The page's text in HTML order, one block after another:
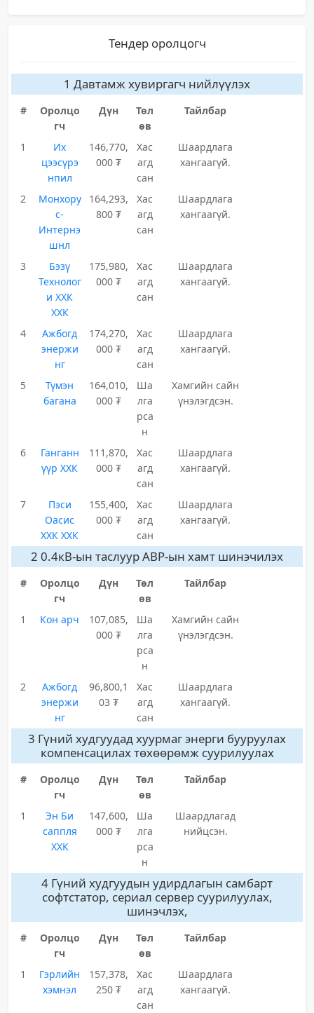
Тендер оролцогч
1 Давтамж хувиргагч нийлүүлэх
#
Оролцо
гч
Дүн
Төл
өв
Тайлбар
1
Их
цээсүрэ
нпил
146,770,
000 ₮
Хас
агд
сан
Шаардлага
хангаагүй.
2
Монхору
с-
Интернэ
шнл
164,293,
800 ₮
Хас
агд
сан
Шаардлага
хангаагүй.
3
Бэзү
Технолог
и ХХК
ХХК
175,980,
000 ₮
Хас
агд
сан
Шаардлага
хангаагүй.
4
Ажбогд
энержи
нг
174,270,
000 ₮
Хас
агд
сан
Шаардлага
хангаагүй.
5
Түмэн
багана
164,010,
000 ₮
Ша
лга
рса
н
Хамгийн сайн
үнэлэгдсэн.
6
Ганганн
үүр ХХК
111,870,
000 ₮
Хас
агд
сан
Шаардлага
хангаагүй.
7
Пэси
Оасис
ХХК ХХК
155,400,
000 ₮
Хас
агд
сан
Шаардлага
хангаагүй.
2 0.4кВ-ын таслуур АВР-ын хамт шинэчилэх
#
Оролцо
гч
Дүн
Төл
өв
Тайлбар
1 Кон арч
107,085,
000 ₮
Ша
лга
рса
н
Хамгийн сайн
үнэлэгдсэн.
2
Ажбогд
энержи
нг
96,800,1
03 ₮
Хас
агд
сан
Шаардлага
хангаагүй.
3 Гүний худгуудад хуурмаг энерги бууруулах
компенсацилах төхөөрөмж суурилуулах
#
Оролцо
гч
Дүн
Төл
өв
Тайлбар
1
Эн Би
саппля
ХХК
147,600,
000 ₮
Ша
лга
рса
н
Шаардлагад
нийцсэн.
4 Гүний худгуудын удирдлагын самбарт
софтстатор, сериал сервер суурилуулах,
шинэчлэх,
#
Оролцо
гч
Дүн
Төл
өв
Тайлбар
1
Гэрлийн
хэмнэл
157,378,
250 ₮
Хас
агд
сан
Шаардлага
хангаагүй.